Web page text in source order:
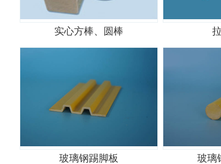
实心方棒、圆棒
玻璃钢踢脚板 玻璃